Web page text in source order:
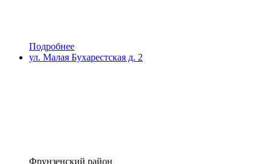
Подробнее
ул. Малая Бухарестская д. 2
Фрунзенский район